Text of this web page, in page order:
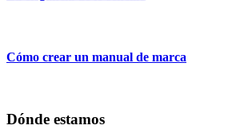
Cómo crear un manual de marca
Dónde estamos